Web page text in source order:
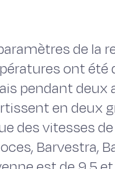
de la
ont été
pendant deux
en deux
des vitesses
Barvestra,